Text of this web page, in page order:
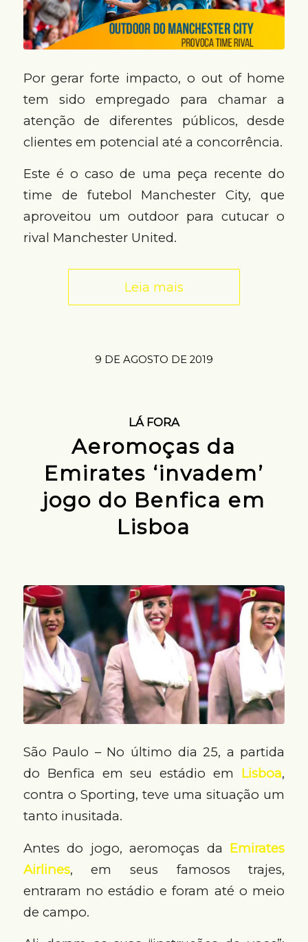
Por gerar forte impacto, o out of home
tem sido empregado para chamar a
atenção de diferentes públicos, desde
clientes em potencial até a concorrência.
Este é o caso de uma peça recente do
time de futebol Manchester City, que
aproveitou um outdoor para cutucar o
rival Manchester United.
Leia mais
9 DE AGOSTO DE 2019
LÁ FORA
Aeromoças da
Emirates ‘invadem’
jogo do Benfica em
Lisboa
São Paulo – No último dia 25, a partida
do Benfica em seu estádio em Lisboa,
contra o Sporting, teve uma situação um
tanto inusitada.
Antes do jogo, aeromoças da Emirates
Airlines, em seus famosos trajes,
entraram no estádio e foram até o meio
de campo.